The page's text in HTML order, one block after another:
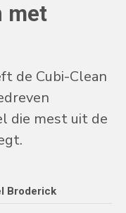
met
de Cubi-Clean
die mest uit de
Broderick